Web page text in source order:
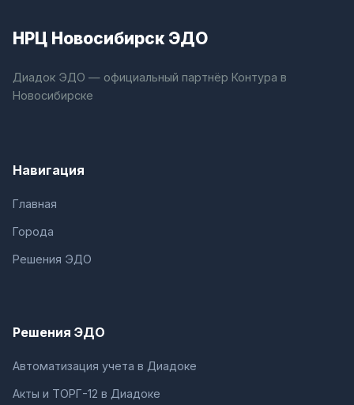
НРЦ Новосибирск ЭДО
Диадок ЭДО — официальный партнёр Контура в
Новосибирске
Навигация
Главная
Города
Решения ЭДО
Решения ЭДО
Автоматизация учета в Диадоке
Акты и ТОРГ-12 в Диадоке